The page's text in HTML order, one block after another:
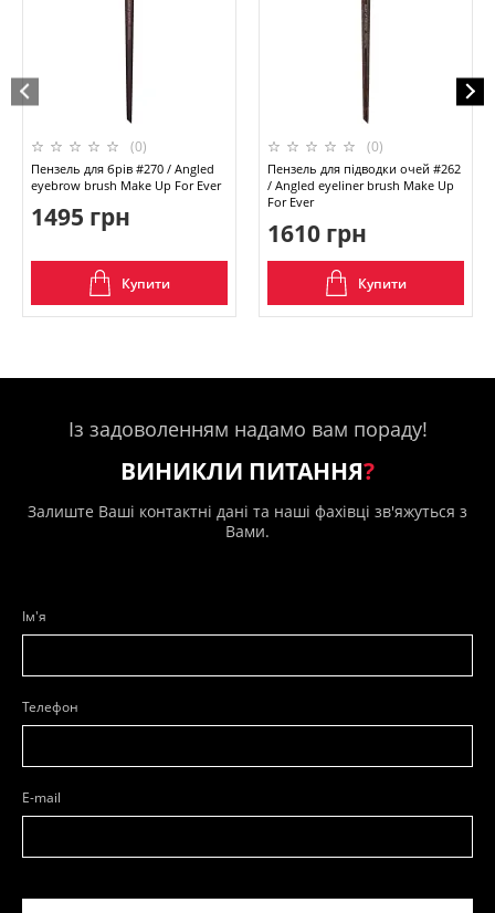
(0)
Пензель для брів #270 / Angled
eyebrow brush Make Up For Ever
1495 грн
Купити
(0)
Пензель для підводки очей #262
/ Angled eyeliner brush Make Up
For Ever
1610 грн
Купити
Із задоволенням надамо вам пораду!
ВИНИКЛИ ПИТАННЯ?
Залиште Ваші контактні дані та наші фахівці зв'яжуться з
Вами.
Ім'я
Телефон
E-mail